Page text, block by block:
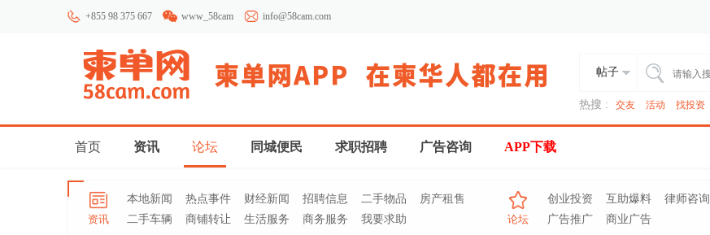
+855 98 375 667 www_58cam info@58cam.com
帖子
热搜 : 交友 活动 找投资
首页 资讯 论坛 同城便民 求职招聘 广告咨询 APP下载
资讯
本地新闻 热点事件 财经新闻 招聘信息 二手物品
房产租售
二手车辆
商铺转让 生活服务 商务服务 我要求助 论坛
创业投资 互助爆料
律师咨询
广告推广
商业广告